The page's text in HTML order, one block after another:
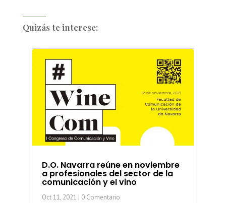
Quizás te interese:
D.O. Navarra reúne en noviembre
a profesionales del sector de la
comunicación y el vino
Oct 11, 2021 | 0 Comentario